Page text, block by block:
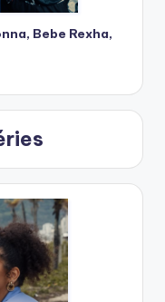
Bebe Rexha,